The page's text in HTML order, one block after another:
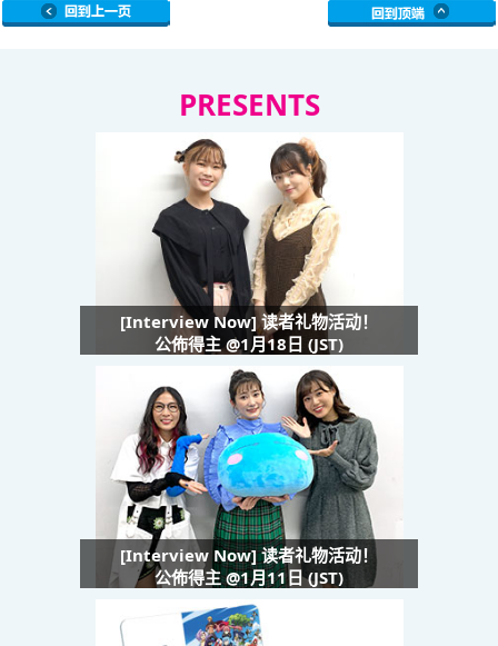
PRESENTS
[Interview Now] 读者礼物活动！
公佈得主 @1月18日 (JST)
[Interview Now] 读者礼物活动！
公佈得主 @1月11日 (JST)